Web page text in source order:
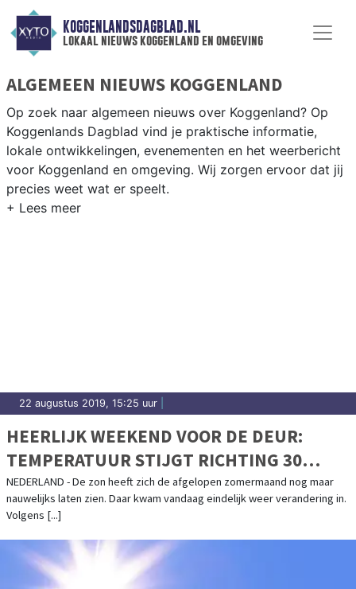
KOGGENLANDSDAGBLAD.NL
lokaal nieuws koggenland en omgeving
ALGEMEEN NIEUWS KOGGENLAND
Op zoek naar algemeen nieuws over Koggenland? Op
Koggenlands Dagblad vind je praktische informatie,
lokale ontwikkelingen, evenementen en het weerbericht
voor Koggenland en omgeving. Wij zorgen ervoor dat jij
precies weet wat er speelt.
22 augustus 2019, 15:25 uur
HEERLIJK WEEKEND VOOR DE DEUR:
TEMPERATUUR STIJGT RICHTING 30
GRADEN
NEDERLAND - De zon heeft zich de afgelopen zomermaand nog maar
nauwelijks laten zien. Daar kwam vandaag eindelijk weer verandering in.
Volgens [...]